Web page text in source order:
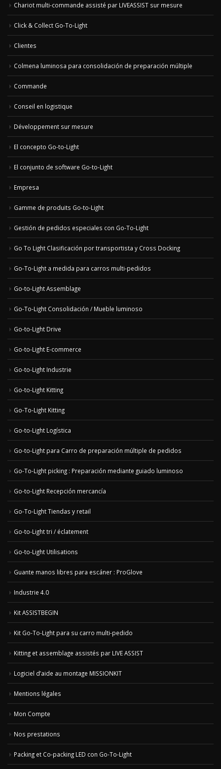
Chariot multi-commande assisté par LIVEASSIST sur mesure
Click & Collect Go-To-Light
Clientes
Colmena luminosa para consolidación de preparación múltiple
Commande
Conseil en logistique
Développement sur mesure
El concepto Go-to-Light
El conjunto de software Go-to-Light
Empresa
Gamme de produits Go-to-Light
Gestión de pedidos especiales con Go-To-Light
Go To Light Clasificación por transportista y Cross Docking
Go-To-Light a medida para carros multi-pedidos
Go-to-Light Assemblage
Go-To-Light Consolidación / Mueble luminoso
Go-to-Light Drive
Go-to-Light E-commerce
Go-to-Light Industrie
Go-to-Light Kitting
Go-To-Light Kitting
Go-to-Light Logística
Go-to-Light para Carro de preparación múltiple de pedidos
Go-To-Light picking : Preparación mediante guiado luminoso
Go-to-Light Recepción mercancía
Go-To-Light Tiendas y retail
Go-to-Light tri / éclatement
Go-to-Light Utilisations
Guante manos libres para escáner : ProGlove
Industrie 4.0
Kit ASSISTBEGIN
Kit Go-To-Light para su carro multi-pedido
Kitting et assemblage assistés par LIVE ASSIST
Logiciel d’aide au montage MISSIONKIT
Mentions légales
Mon Compte
Nos prestations
Packing et Co-packing LED con Go-To-Light